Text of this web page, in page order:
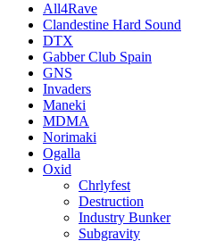
All4Rave
Clandestine Hard Sound
DTX
Gabber Club Spain
GNS
Invaders
Maneki
MDMA
Norimaki
Ogalla
Oxid
Chrlyfest
Destruction
Industry Bunker
Subgravity